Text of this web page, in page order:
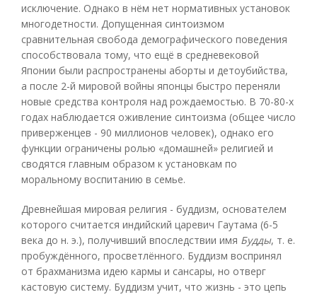
исключение. Однако в нём нет нормативных установок
многодетности. Допущенная синтоизмом
сравнительная свобода демографического поведения
способствовала тому, что ещё в средневековой
Японии были распространены аборты и детоубийства,
а после 2-й мировой войны японцы быстро переняли
новые средства контроля над рождаемостью. В 70-80-х
годах наблюдается оживление синтоизма (общее число
приверженцев - 90 миллионов человек), однако его
функции ограничены ролью «домашней» религией и
сводятся главным образом к установкам по
моральному воспитанию в семье.
Древнейшая мировая религия - буддизм, основателем
которого считается индийский царевич Гаутама (6-5
века до н. э.), получивший впоследствии имя Будды, т. е.
пробуждённого, просветлённого. Буддизм воспринял
от брахманизма идею кармы и сансары, но отверг
кастовую систему. Буддизм учит, что жизнь - это цепь